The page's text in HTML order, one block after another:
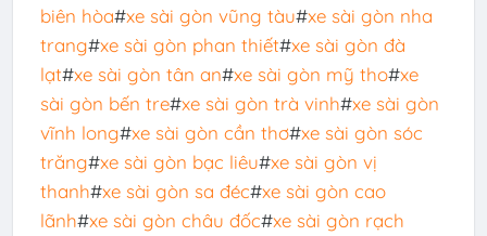
biên hòa#xe sài gòn vũng tàu#xe sài gòn nha
trang#xe sài gòn phan thiết#xe sài gòn đà
lạt#xe sài gòn tân an#xe sài gòn mỹ tho#xe
sài gòn bến tre#xe sài gòn trà vinh#xe sài gòn
vĩnh long#xe sài gòn cần thơ#xe sài gòn sóc
trăng#xe sài gòn bạc liêu#xe sài gòn vị
thanh#xe sài gòn sa đéc#xe sài gòn cao
lãnh#xe sài gòn châu đốc#xe sài gòn rạch